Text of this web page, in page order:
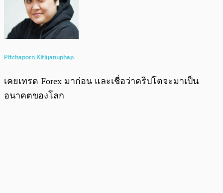
Pitchaporn Kitiyanuphap
เคยเทรด Forex มาก่อน และเชื่อว่าคริปโตจะมาเป็น
อนาคตของโลก